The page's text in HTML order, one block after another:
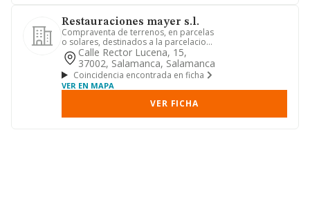
Restauraciones mayer s.l.
Compraventa de terrenos, en parcelas
o solares, destinados a la parcelacion,
urbanizacion promocion...
Calle Rector Lucena, 15,
37002, Salamanca, Salamanca
Coincidencia encontrada en ficha
VER EN MAPA
VER FICHA